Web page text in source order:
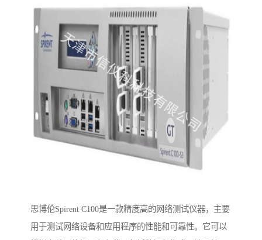
思博伦Spirent C100是一款精度高的网络测试仪器，主要
用于测试网络设备和应用程序的性能和可靠性。它可以